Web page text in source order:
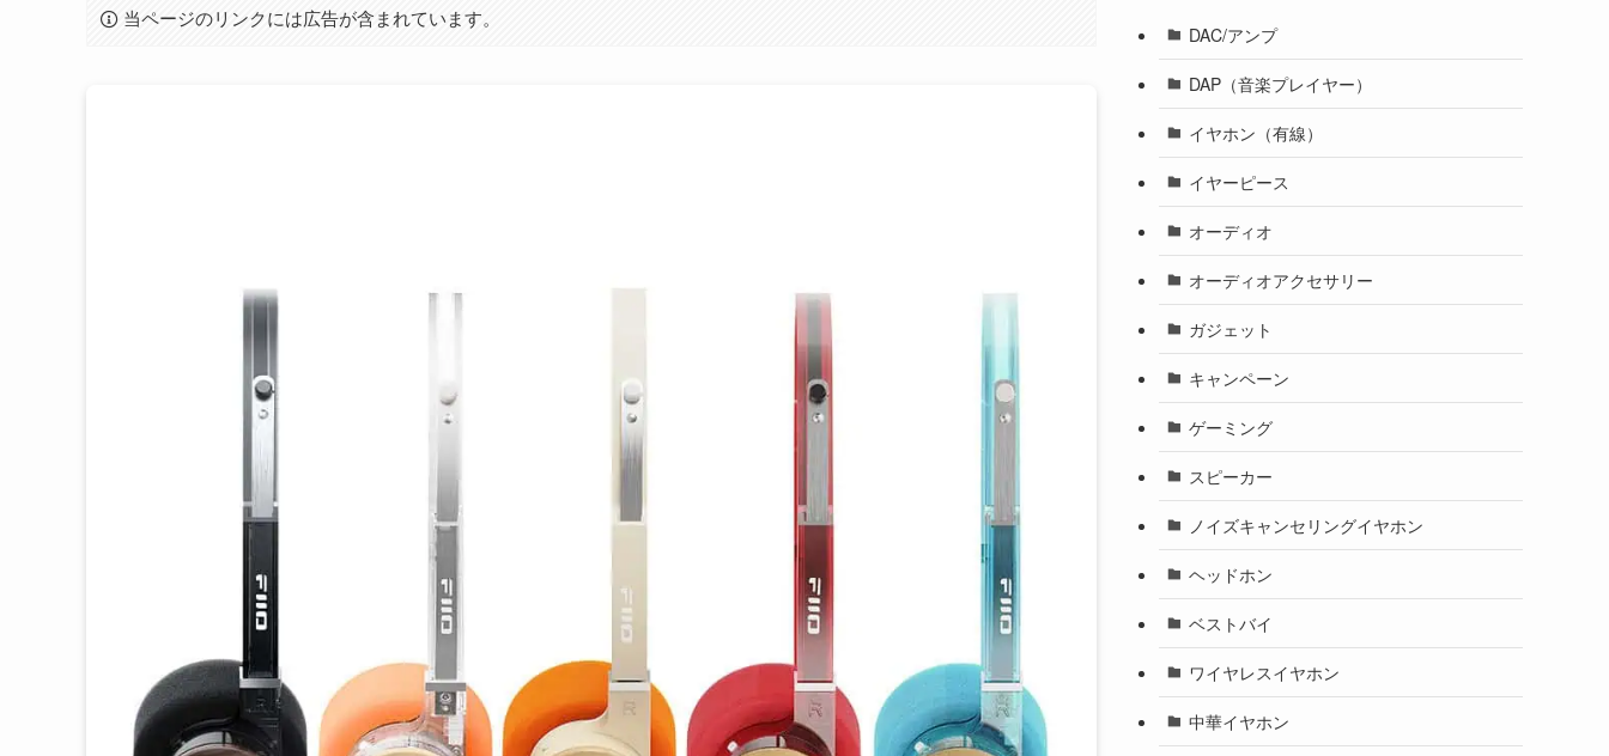
当ページのリンクには広告が含まれています。
DAC/アンプ
DAP（音楽プレイヤー）
イヤホン（有線）
イヤーピース
オーディオ
オーディオアクセサリー
ガジェット
キャンペーン
ゲーミング
スピーカー
ノイズキャンセリングイヤホン
ヘッドホン
ベストバイ
ワイヤレスイヤホン
中華イヤホン